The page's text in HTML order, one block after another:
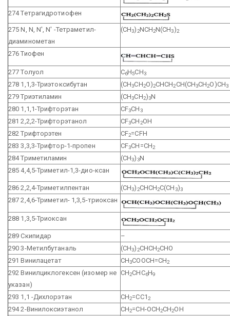
274 Тетрагидротиофен
275 N, N, N', N' -Тетраметил-
диаминометан
(CH3)2NCH2N(CH3)2
276 Тиофен
277 Толуол С6Н5СН3
278 1,1,3-Триэтоксибутан (СН3СН2О)2СНСН2СН(СН3СН2О)СН3
279 Триэтиламин (CH3CH2)3N
280 1,1,1-Трифторэтан
CF3CH3
281 2,2,2-Трифторэтанол CF3CH2OH
282 Трифторэтен
CF2=CFH
283 3,3,3-Трифтор-1-пропен
CF3CH=CH2
284 Триметиламин (CH3)3N
285 4,4,5-Триметил-1,3-дио-ксан
286 2,2,4-Триметилпентан (СН3)2СНСН2С(СН3)3
287 2,4,6-Триметил- 1,3,5-триоксан
288 1,3,5-Триоксан
289 Скипидар
–
290 3-Метилбутаналь
(СН3)2СНСН2СНО
291 Винилацетат
СН3СООСН=СН2
292 Винилциклогексен (изомер не
указан)
СН2СНС6Н9
293 1,1 -Дихлорэтан СН2=СС12
294 2-Винилоксиэтанол СН2=СН-ОСН2СН2ОН